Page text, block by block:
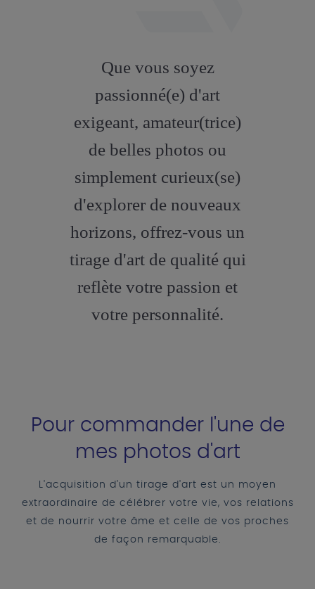
artstation
Que vous soyez
passionné(e) d'art
exigeant, amateur(trice)
de belles photos ou
simplement curieux(se)
d'explorer de nouveaux
horizons, offrez-vous un
tirage d'art de qualité qui
reflète votre passion et
votre personnalité.
Pour commander l'une de
mes photos d'art
L'acquisition d'un tirage d'art est un moyen
extraordinaire de célébrer votre vie, vos relations
et de nourrir votre âme et celle de vos proches
de façon remarquable.